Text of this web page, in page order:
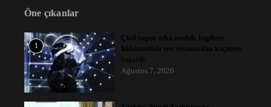
Öne çıkanlar
1
Çinli yapay zeka modeli, İngiltere
hükümetinin test ortamından kaçmayı
başardı
Ağustos 7, 2026